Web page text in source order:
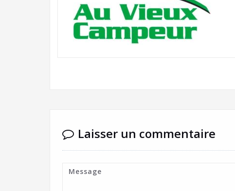
Laisser un commentaire